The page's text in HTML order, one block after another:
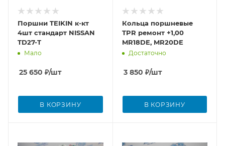
Поршни TEIKIN к-кт
4шт стандарт NISSAN
TD27-T
Мало
25 650 ₽/шт
В КОРЗИНУ
Кольца поршневые
TPR ремонт +1,00
MR18DE, MR20DE
Достаточно
3 850 ₽/шт
В КОРЗИНУ